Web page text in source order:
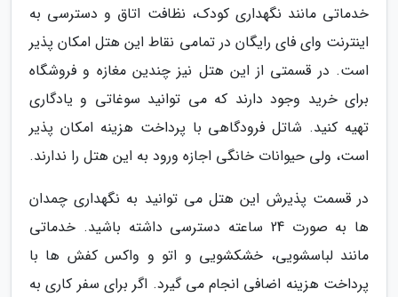
خدماتی مانند نگهداری کودک، نظافت اتاق و دسترسی به
اینترنت وای فای رایگان در تمامی نقاط این هتل امکان پذیر
است. در قسمتی از این هتل نیز چندین مغازه و فروشگاه
برای خرید وجود دارند که می توانید سوغاتی و یادگاری
تهیه کنید. شاتل فرودگاهی با پرداخت هزینه امکان پذیر
است، ولی حیوانات خانگی اجازه ورود به این هتل را ندارند.
در قسمت پذیرش این هتل می توانید به نگهداری چمدان
ها به صورت 24 ساعته دسترسی داشته باشید. خدماتی
مانند لباسشویی، خشکشویی و اتو و واکس کفش ها با
پرداخت هزینه اضافی انجام می گیرد. اگر برای سفر کاری به